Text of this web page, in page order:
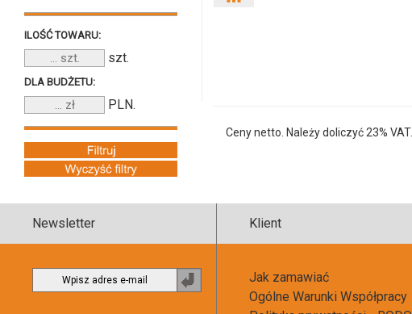
ILOŚĆ TOWARU:
szt.
DLA BUDŻETU:
PLN.
Ceny netto. Należy doliczyć 23% VAT.
Newsletter
Zapisz
Klient
Jak zamawiać
Ogólne Warunki Współpracy